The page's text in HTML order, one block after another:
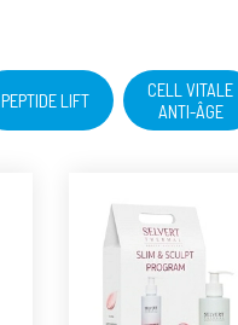
PEPTIDE LIFT
CELL VITALE
ANTI-ÂGE